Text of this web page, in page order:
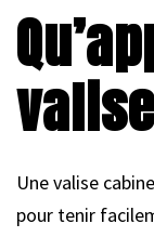
Une valise
pour tenir